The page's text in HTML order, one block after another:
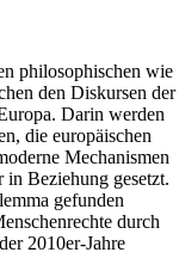
philosophischen wie
den Diskursen der
Darin werden
die europäischen
Mechanismen
Beziehung gesetzt.
gefunden
durch
2010er-Jahre